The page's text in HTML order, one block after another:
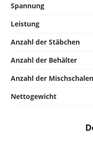
Spannung
Leistung
Anzahl der Stäbchen
Anzahl der Behälter
Anzahl der Mischschalen
Nettogewicht